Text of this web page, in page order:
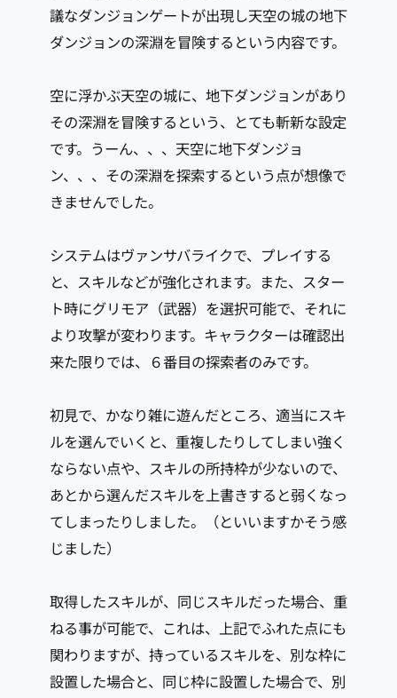
議なダンジョンゲートが出現し天空の城の地下
ダンジョンの深淵を冒険するという内容です。
空に浮かぶ天空の城に、地下ダンジョンがあり
その深淵を冒険するという、とても斬新な設定
です。うーん、、、天空に地下ダンジョ
ン、、、その深淵を探索するという点が想像で
きませんでした。
システムはヴァンサバライクで、プレイする
と、スキルなどが強化されます。また、スター
ト時にグリモア（武器）を選択可能で、それに
より攻撃が変わります。キャラクターは確認出
来た限りでは、６番目の探索者のみです。
初見で、かなり雑に遊んだところ、適当にスキ
ルを選んでいくと、重複したりしてしまい強く
ならない点や、スキルの所持枠が少ないので、
あとから選んだスキルを上書きすると弱くなっ
てしまったりしました。（といいますかそう感
じました）
取得したスキルが、同じスキルだった場合、重
ねる事が可能で、これは、上記でふれた点にも
関わりますが、持っているスキルを、別な枠に
設置した場合と、同じ枠に設置した場合で、別